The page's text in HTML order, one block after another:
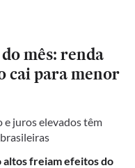
mês: renda
cai para menor
e juros elevados têm
altos freiam efeitos do